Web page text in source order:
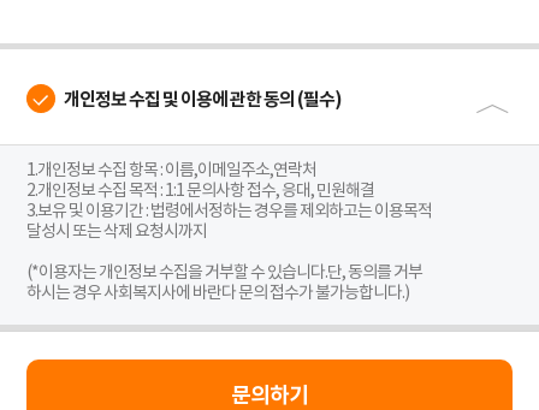
개인정보 수집 및 이용에 관한 동의 (필수) 〉
1.개인정보 수집 항목 : 이름,이메일주소,연락처
2.개인정보 수집 목적 : 1:1 문의사항 접수, 응대, 민원해결
3.보유 및 이용기간 : 법령에서정하는 경우를 제외하고는 이용목적
달성시 또는 삭제 요청시까지
(*이용자는 개인정보 수집을 거부할 수 있습니다.단, 동의를 거부
하시는 경우 사회복지사에 바란다 문의 접수가 불가능합니다.)
문의하기